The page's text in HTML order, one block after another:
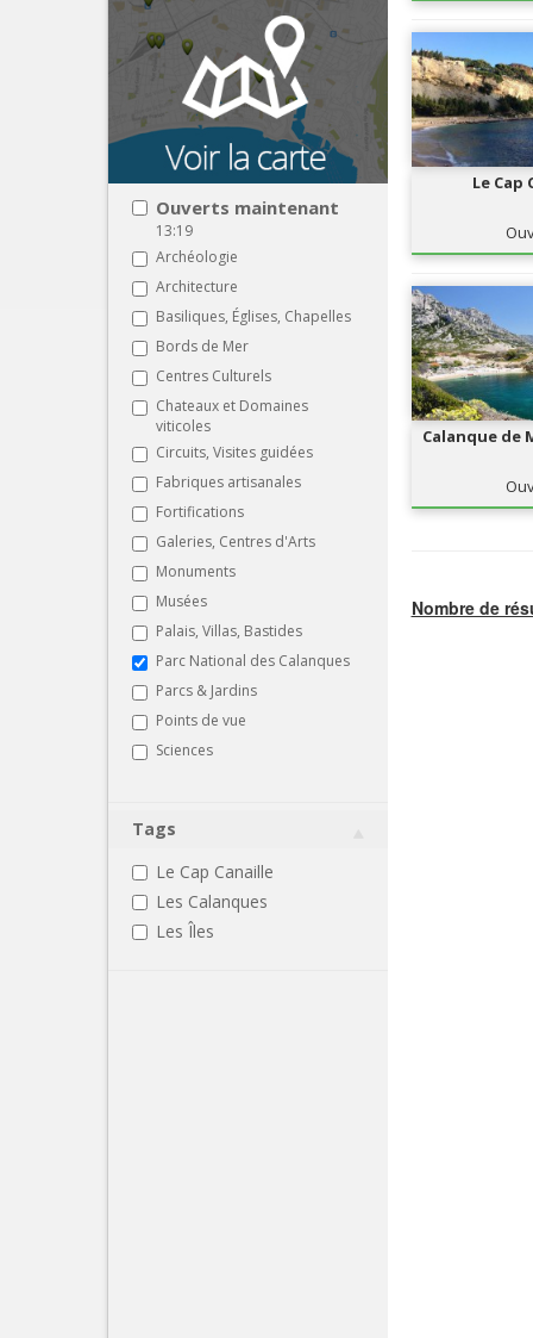
Ouverts maintenant
13:19
Archéologie
Architecture
Basiliques, Églises, Chapelles
Bords de Mer
Centres Culturels
Chateaux et Domaines
viticoles
Circuits, Visites guidées
Fabriques artisanales
Fortifications
Galeries, Centres d'Arts
Monuments
Musées
Palais, Villas, Bastides
Parc National des Calanques
Parcs & Jardins
Points de vue
Sciences
Tags
Le Cap Canaille
Les Calanques
Les Îles
Le Cap
Calanque de
Nombre de